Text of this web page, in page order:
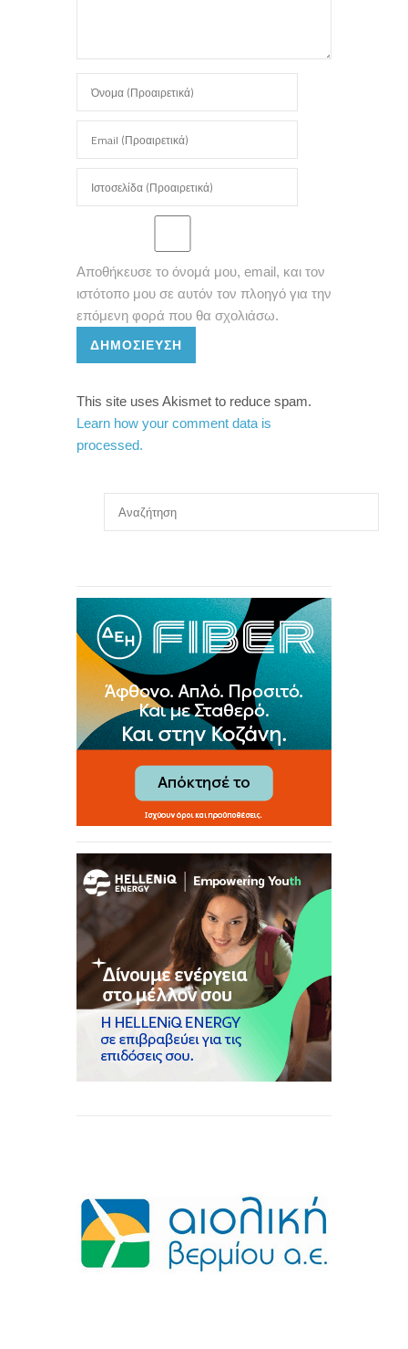
Αποθήκευσε το όνομά μου, email, και τον
ιστότοπο μου σε αυτόν τον πλοηγό για την
επόμενη φορά που θα σχολιάσω.
ΔΗΜΟΣΊΕΥΣΗ
This site uses Akismet to reduce spam.
Learn how your comment data is
processed.